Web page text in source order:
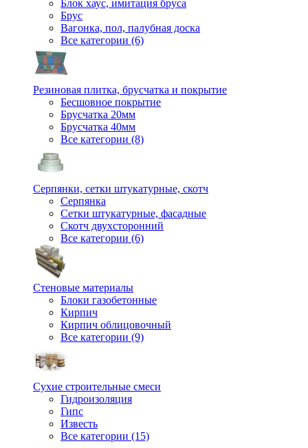
Блок хаус, имитация бруса
Брус
Вагонка, пол, палубная доска
Все категории (6)
Резиновая плитка, брусчатка и покрытие
Бесшовное покрытие
Брусчатка 20мм
Брусчатка 40мм
Все категории (8)
Серпянки, сетки штукатурные, скотч
Серпянка
Сетки штукатурные, фасадные
Скотч двухсторонний
Все категории (6)
Стеновые материалы
Блоки газобетонные
Кирпич
Кирпич облицовочный
Все категории (9)
Сухие строительные смеси
Гидроизоляция
Гипс
Известь
Все категории (15)